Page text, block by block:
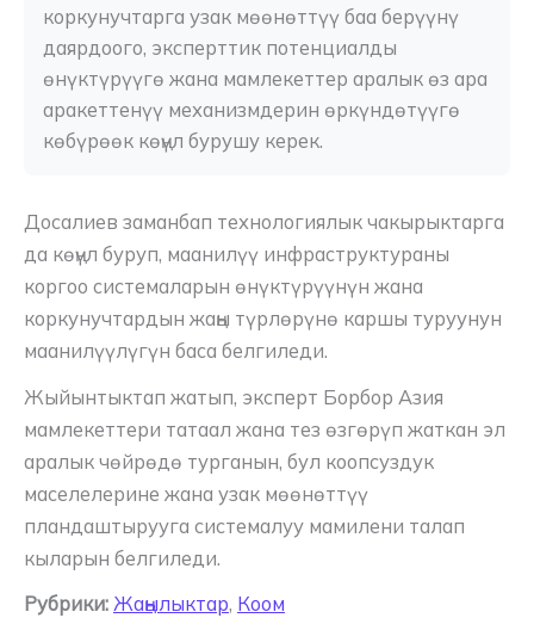
коркунучтарга узак мөөнөттүү баа берүүнү
даярдоого, эксперттик потенциалды
өнүктүрүүгө жана мамлекеттер аралык өз ара
аракеттенүү механизмдерин өркүндөтүүгө
көбүрөөк көңүл бурушу керек.
Досалиев заманбап технологиялык чакырыктарга
да көңүл буруп, маанилүү инфраструктураны
коргоо системаларын өнүктүрүүнүн жана
коркунучтардын жаңы түрлөрүнө каршы туруунун
маанилүүлүгүн баса белгиледи.
Жыйынтыктап жатып, эксперт Борбор Азия
мамлекеттери татаал жана тез өзгөрүп жаткан эл
аралык чөйрөдө турганын, бул коопсуздук
маселелерине жана узак мөөнөттүү
пландаштырууга системалуу мамилени талап
кыларын белгиледи.
Рубрики: Жаңылыктар, Коом